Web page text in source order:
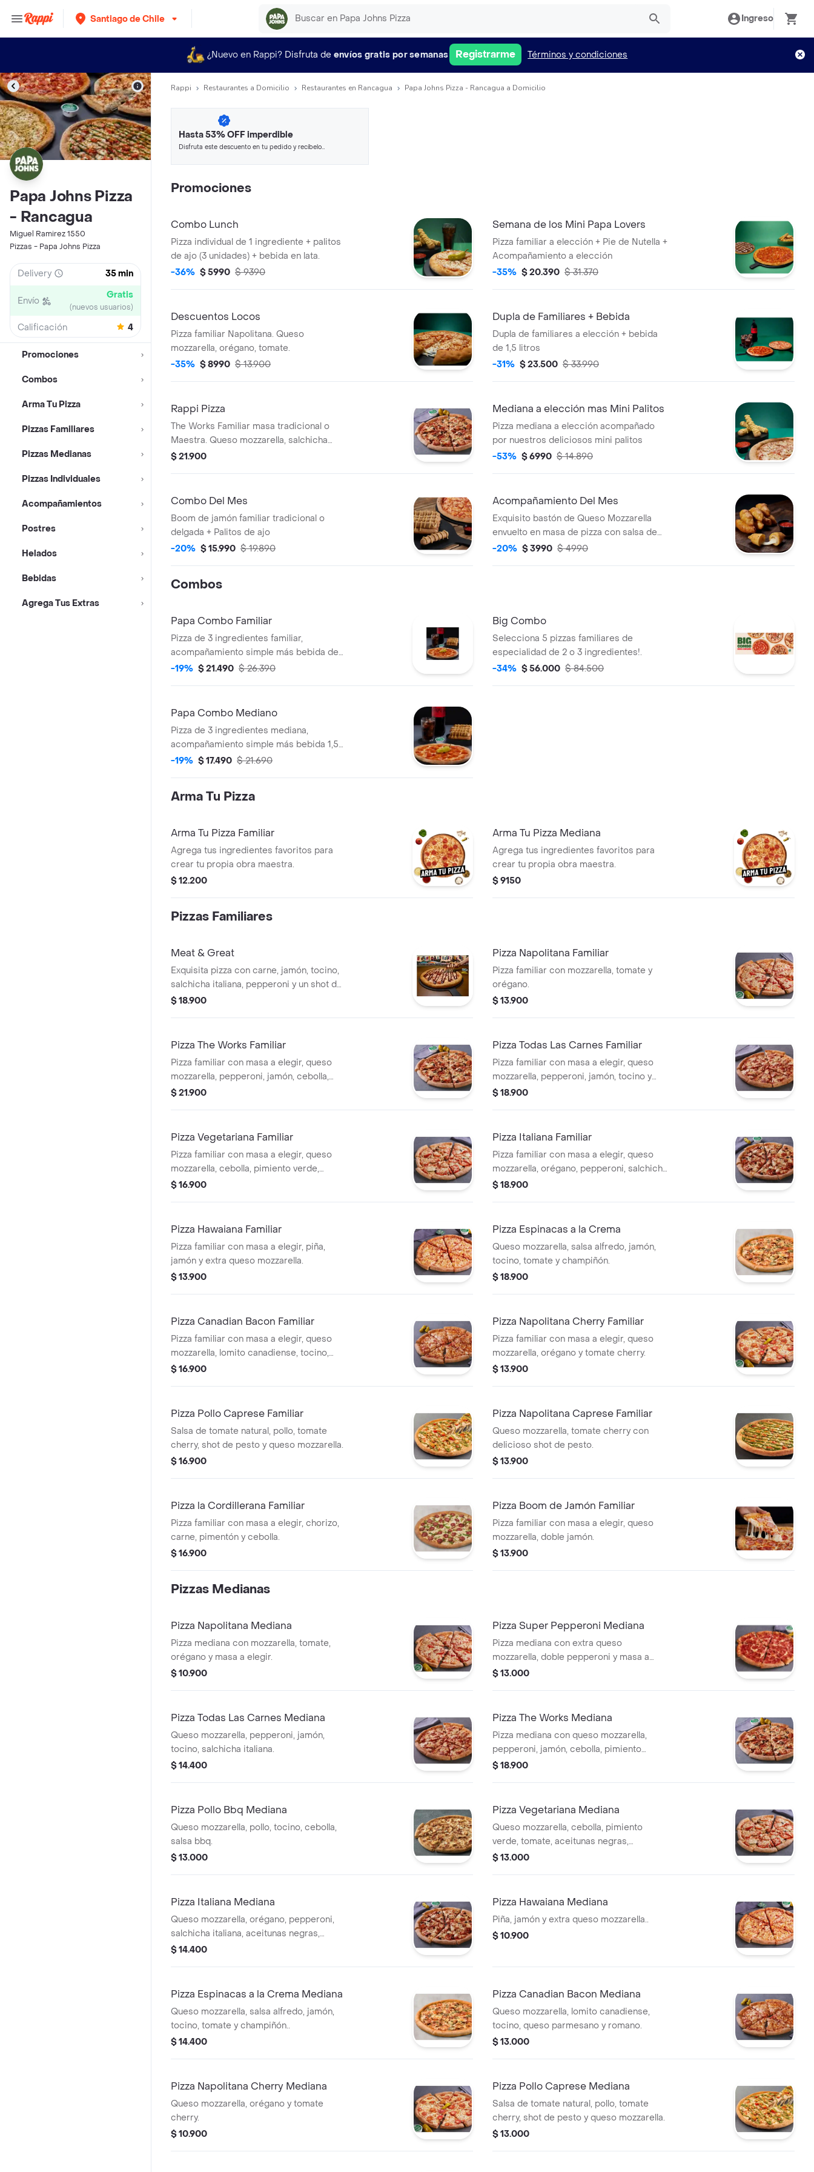
Santiago de Chile Ingreso
¿Nuevo en Rappi? Disfruta de envíos gratis por semanas Registrarme Términos y condiciones
Papa Johns Pizza
- Rancagua
Miguel Ramirez 1550
Pizzas - Papa Johns Pizza
Delivery 35 min
Envío Gratis
(nuevos usuarios)
Calificación 4
Promociones
Combos
Arma Tu Pizza
Pizzas Familiares
Pizzas Medianas
Pizzas Individuales
Acompañamientos
Postres
Helados
Bebidas
Agrega Tus Extras
Rappi Restaurantes a Domicilio Restaurantes en Rancagua Papa Johns Pizza - Rancagua a Domicilio
Hasta 53% OFF imperdible
Disfruta este descuento en tu pedido y recíbelo
Promociones
Combo Lunch
Pizza individual de 1 ingrediente + palitos
de ajo (3 unidades) + bebida en lata.
-36% $ 5990 $ 9390
Semana de los Mini Papa Lovers
Pizza familiar a elección + Pie de Nutella +
Acompañamiento a elección
-35% $ 20.390 $ 31.370
Descuentos Locos
Pizza familiar Napolitana. Queso
mozzarella, orégano, tomate.
-35% $ 8990 $ 13.900
Dupla de Familiares + Bebida
Dupla de familiares a elección + bebida
de 1,5 litros
-31% $ 23.500 $ 33.990
Rappi Pizza
The Works Familiar masa tradicional o
Maestra. Queso mozzarella, salchicha
italiana, pepperoni, jamón, cebolla,
$ 21.900
Mediana a elección mas Mini Palitos
Pizza mediana a elección acompañado
por nuestros deliciosos mini palitos
-53% $ 6990 $ 14.890
Combo Del Mes
Boom de jamón familiar tradicional o
delgada + Palitos de ajo
-20% $ 15.990 $ 19.890
Acompañamiento Del Mes
Exquisito bastón de Queso Mozzarella
envuelto en masa de pizza con salsa de
ajo, acompañado de un cup de salsa de
-20% $ 3990 $ 4990
Combos
Papa Combo Familiar
Pizza de 3 ingredientes familiar,
acompañamiento simple más bebida de
2,5 lt.
-19% $ 21.490 $ 26.390
Big Combo
Selecciona 5 pizzas familiares de
especialidad de 2 o 3 ingredientes!.
-34% $ 56.000 $ 84.500
Papa Combo Mediano
Pizza de 3 ingredientes mediana,
acompañamiento simple más bebida 1,5
lt.
-19% $ 17.490 $ 21.690
Arma Tu Pizza
Arma Tu Pizza Familiar
Agrega tus ingredientes favoritos para
crear tu propia obra maestra.
$ 12.200
Arma Tu Pizza Mediana
Agrega tus ingredientes favoritos para
crear tu propia obra maestra.
$ 9150
Pizzas Familiares
Meat & Great
Exquisita pizza con carne, jamón, tocino,
salchicha italiana, pepperoni y un shot de
salsa bbq.
$ 18.900
Pizza Napolitana Familiar
Pizza familiar con mozzarella, tomate y
orégano.
$ 13.900
Pizza The Works Familiar
Pizza familiar con masa a elegir, queso
mozzarella, pepperoni, jamón, cebolla,
pimiento verde, aceitunas negras,
$ 21.900
Pizza Todas Las Carnes Familiar
Pizza familiar con masa a elegir, queso
mozzarella, pepperoni, jamón, tocino y
salchicha italiana.
$ 18.900
Pizza Vegetariana Familiar
Pizza familiar con masa a elegir, queso
mozzarella, cebolla, pimiento verde,
tomate, aceitunas negras y champiñón.
$ 16.900
Pizza Italiana Familiar
Pizza familiar con masa a elegir, queso
mozzarella, orégano, pepperoni, salchicha
italiana, aceitunas negras y champiñón.
$ 18.900
Pizza Hawaiana Familiar
Pizza familiar con masa a elegir, piña,
jamón y extra queso mozzarella.
$ 13.900
Pizza Espinacas a la Crema
Queso mozzarella, salsa alfredo, jamón,
tocino, tomate y champiñón.
$ 18.900
Pizza Canadian Bacon Familiar
Pizza familiar con masa a elegir, queso
mozzarella, lomito canadiense, tocino,
queso parmesano y romano.
$ 16.900
Pizza Napolitana Cherry Familiar
Pizza familiar con masa a elegir, queso
mozzarella, orégano y tomate cherry.
$ 13.900
Pizza Pollo Caprese Familiar
Salsa de tomate natural, pollo, tomate
cherry, shot de pesto y queso mozzarella.
$ 16.900
Pizza Napolitana Caprese Familiar
Queso mozzarella, tomate cherry con
delicioso shot de pesto.
$ 13.900
Pizza la Cordillerana Familiar
Pizza familiar con masa a elegir, chorizo,
carne, pimentón y cebolla.
$ 16.900
Pizza Boom de Jamón Familiar
Pizza familiar con masa a elegir, queso
mozzarella, doble jamón.
$ 13.900
Pizzas Medianas
Pizza Napolitana Mediana
Pizza mediana con mozzarella, tomate,
orégano y masa a elegir.
$ 10.900
Pizza Super Pepperoni Mediana
Pizza mediana con extra queso
mozzarella, doble pepperoni y masa a
elegir.
$ 13.000
Pizza Todas Las Carnes Mediana
Queso mozzarella, pepperoni, jamón,
tocino, salchicha italiana.
$ 14.400
Pizza The Works Mediana
Pizza mediana con queso mozzarella,
pepperoni, jamón, cebolla, pimiento
verde, aceitunas negras, champiñón,
$ 18.900
Pizza Pollo Bbq Mediana
Queso mozzarella, pollo, tocino, cebolla,
salsa bbq.
$ 13.000
Pizza Vegetariana Mediana
Queso mozzarella, cebolla, pimiento
verde, tomate, aceitunas negras,
champiñon.
$ 13.000
Pizza Italiana Mediana
Queso mozzarella, orégano, pepperoni,
salchicha italiana, aceitunas negras,
champiñón.
$ 14.400
Pizza Hawaiana Mediana
Piña, jamón y extra queso mozzarella..
$ 10.900
Pizza Espinacas a la Crema Mediana
Queso mozzarella, salsa alfredo, jamón,
tocino, tomate y champiñón..
$ 14.400
Pizza Canadian Bacon Mediana
Queso mozzarella, lomito canadiense,
tocino, queso parmesano y romano.
$ 13.000
Pizza Napolitana Cherry Mediana
Queso mozzarella, orégano y tomate
cherry.
$ 10.900
Pizza Pollo Caprese Mediana
Salsa de tomate natural, pollo, tomate
cherry, shot de pesto y queso mozzarella.
$ 13.000